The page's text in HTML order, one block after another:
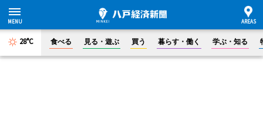
28°C 食べる 見る・遊ぶ 買う 暮らす・働く 学ぶ・知る